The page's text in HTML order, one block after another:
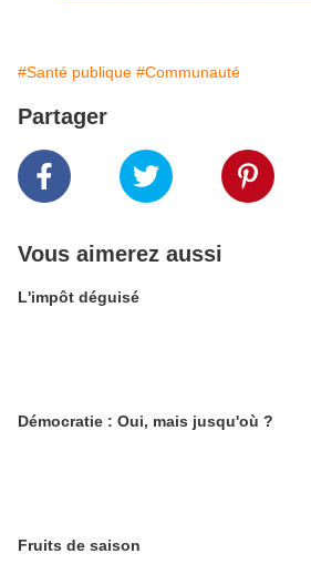
#Santé publique #Communauté
Partager
Vous aimerez aussi
L'impôt déguisé
Démocratie : Oui, mais jusqu'où ?
Fruits de saison